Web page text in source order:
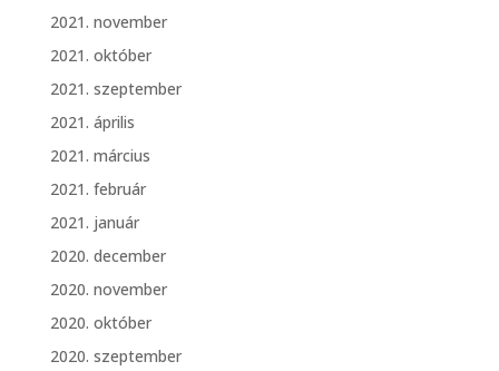
2021. november
2021. október
2021. szeptember
2021. április
2021. március
2021. február
2021. január
2020. december
2020. november
2020. október
2020. szeptember